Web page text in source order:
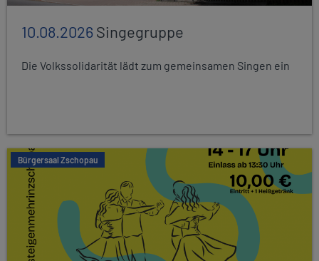
10.08.2026Singegruppe
Die Volkssolidarität lädt zum gemeinsamen Singen ein
Bürgersaal Zschopau